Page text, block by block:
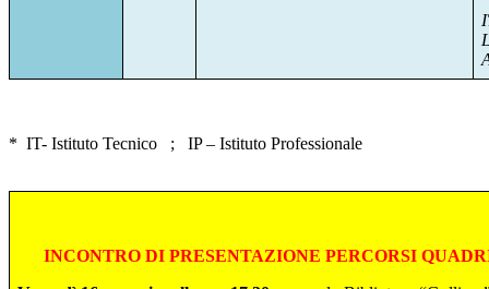
* IT- Istituto Tecnico ; IP – Istituto Professionale
INCONTRO DI PRESENTAZIONE PERCORSI